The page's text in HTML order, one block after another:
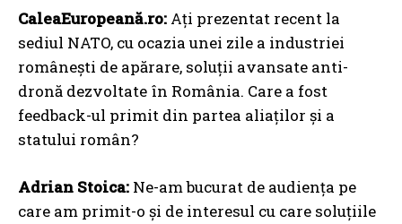
CaleaEuropeană.ro: Ați prezentat recent la
sediul NATO, cu ocazia unei zile a industriei
românești de apărare, soluții avansate anti-
dronă dezvoltate în România. Care a fost
feedback-ul primit din partea aliaților și a
statului român?
Adrian Stoica: Ne-am bucurat de audiența pe
care am primit-o și de interesul cu care soluțiile